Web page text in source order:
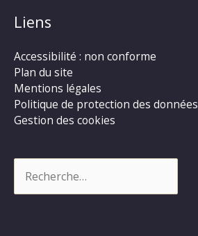
Liens
Accessibilité : non conforme
Plan du site
Mentions légales
Politique de protection des données
Gestion des cookies